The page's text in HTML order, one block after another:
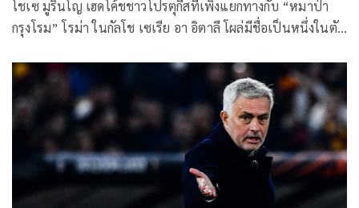
โชเซ มูรินโญ เฮดโค้ชชาวโปรตุกีสที่เพิ่งแยกทางกับ “หมาป่า
กรุงโรม” โรม่า ในกัลโช เซเรีย อา อิตาลี โผล่มีชื่อเป็นหนึ่งในตัว
ใหม่ หลังมีกระแสข่าวลือว่า เมาริซิโอ โปเช็ตติโน อาจอยู่ไม่จบ
ฤดูกาลนี้